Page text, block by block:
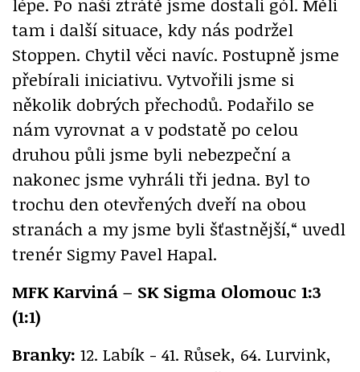
tam i další situace, kdy nás podržel
Stoppen. Chytil věci navíc. Postupně jsme
přebírali iniciativu. Vytvořili jsme si
několik dobrých přechodů. Podařilo se
nám vyrovnat a v podstatě po celou
druhou půli jsme byli nebezpeční a
nakonec jsme vyhráli tři jedna. Byl to
trochu den otevřených dveří na obou
stranách a my jsme byli šťastnější,“ uvedl
trenér Sigmy Pavel Hapal.
MFK Karviná – SK Sigma Olomouc 1:3
(1:1)
Branky: 12. Labík - 41. Růsek, 64. Lurvink,